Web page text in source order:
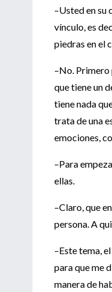
–Usted en su
vínculo, es
piedras en el
–No. Primero
que tiene un
tiene nada
trata de una
emociones,
–Para
ellas.
–Claro, que
persona. A
–Este tema,
para que me
manera de